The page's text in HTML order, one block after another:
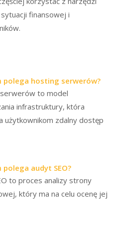
finansowej i
polega hosting serwerów?
to model
infrastruktury, która
użytkownikom zdalny dostęp
polega audyt SEO?
to proces analizy strony
który ma na celu ocenę jej